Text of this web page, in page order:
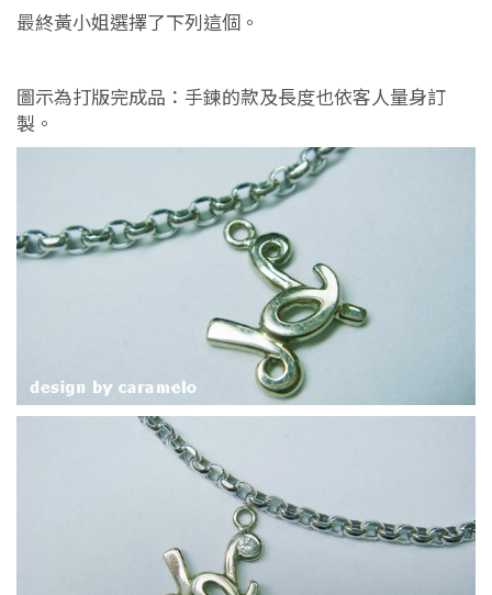
最終黃小姐選擇了下列這個。
圖示為打版完成品：手鍊的款及長度也依客人量身訂
製。